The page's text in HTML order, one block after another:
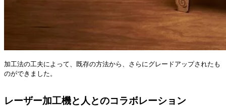
加工法の工夫によって、既存の方法から、さらにグレードアップされたも
のができました。
レーザー加工機と人とのコラボレーション